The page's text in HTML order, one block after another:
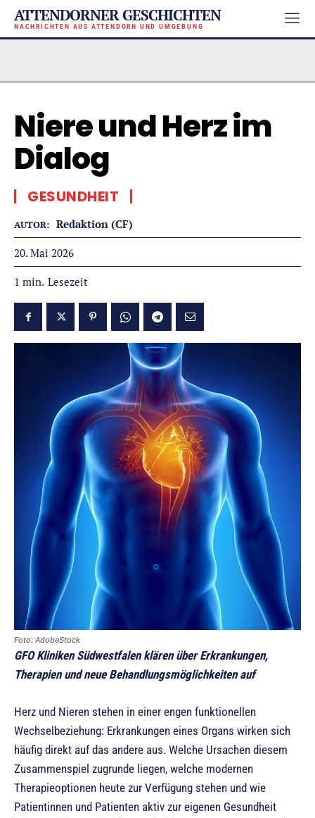
ATTENDORNER GESCHICHTEN
NACHRICHTEN AUS ATTENDORN UND UMGEBUNG
Niere und Herz im
Dialog
GESUNDHEIT
AUTOR: Redaktion (CF)
20. Mai 2026
1 min. Lesezeit
Foto: AdobeStock
GFO Kliniken Südwestfalen klären über Erkrankungen,
Therapien und neue Behandlungsmöglichkeiten auf
Herz und Nieren stehen in einer engen funktionellen
Wechselbeziehung: Erkrankungen eines Organs wirken sich
häufig direkt auf das andere aus. Welche Ursachen diesem
Zusammenspiel zugrunde liegen, welche modernen
Therapieoptionen heute zur Verfügung stehen und wie
Patientinnen und Patienten aktiv zur eigenen Gesundheit